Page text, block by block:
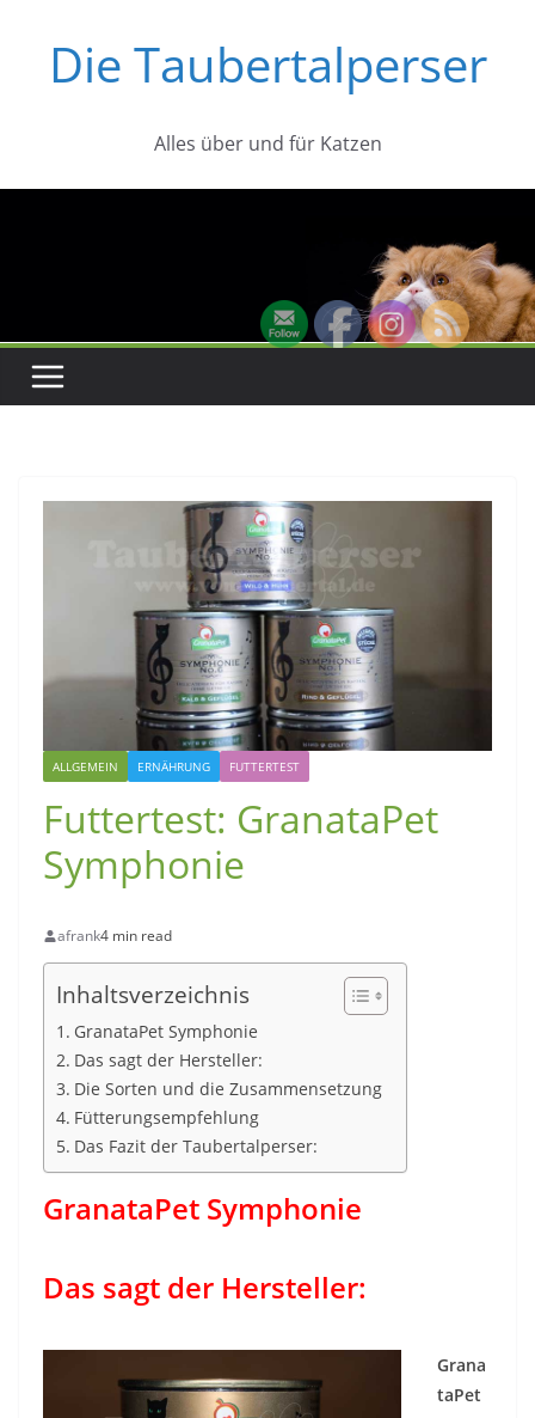
springenDie Taubertalperser
Alles über und für Katzen
ALLGEMEIN ERNÄHRUNG FUTTERTEST
Futtertest: GranataPet
Symphonie
afrank4 min read
Inhaltsverzeichnis
GranataPet Symphonie
Das sagt der Hersteller:
Die Sorten und die Zusammensetzung
Fütterungsempfehlung
Das Fazit der Taubertalperser:
GranataPet Symphonie
Das sagt der Hersteller:
Grana
taPet